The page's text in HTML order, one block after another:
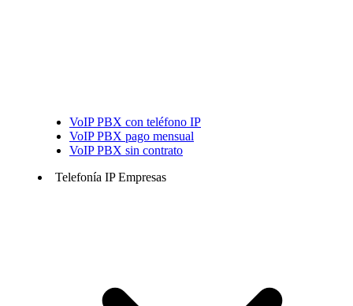
VoIP PBX con teléfono IP
VoIP PBX pago mensual
VoIP PBX sin contrato
Telefonía IP Empresas